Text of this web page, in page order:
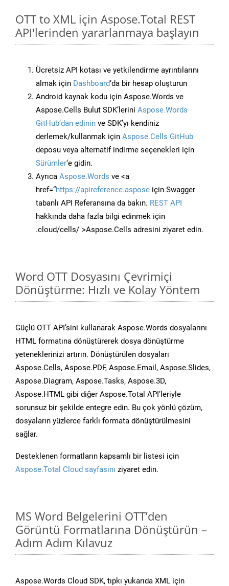
OTT to XML için Aspose.Total REST
API'lerinden yararlanmaya başlayın
Ücretsiz API kotası ve yetkilendirme ayrıntılarını
almak için Dashboard‘da bir hesap oluşturun
Android kaynak kodu için Aspose.Words ve
Aspose.Cells Bulut SDK’lerini Aspose.Words
GitHub’dan edinin ve SDK’yı kendiniz
derlemek/kullanmak için Aspose.Cells GitHub
deposu veya alternatif indirme seçenekleri için
Sürümler‘e gidin.
Ayrıca Aspose.Words ve <a
href=“https://apireference.aspose için Swagger
tabanlı API Referansına da bakın. REST API
hakkında daha fazla bilgi edinmek için
.cloud/cells/">Aspose.Cells adresini ziyaret edin.
Word OTT Dosyasını Çevrimiçi
Dönüştürme: Hızlı ve Kolay Yöntem
Güçlü OTT API’sini kullanarak Aspose.Words dosyalarını
HTML formatına dönüştürerek dosya dönüştürme
yeteneklerinizi artırın. Dönüştürülen dosyaları
Aspose.Cells, Aspose.PDF, Aspose.Email, Aspose.Slides,
Aspose.Diagram, Aspose.Tasks, Aspose.3D,
Aspose.HTML gibi diğer Aspose.Total API’leriyle
sorunsuz bir şekilde entegre edin. Bu çok yönlü çözüm,
dosyaların yüzlerce farklı formata dönüştürülmesini
sağlar.
Desteklenen formatların kapsamlı bir listesi için
Aspose.Total Cloud sayfasını ziyaret edin.
MS Word Belgelerini OTT’den
Görüntü Formatlarına Dönüştürün –
Adım Adım Kılavuz
Aspose.Words Cloud SDK, tıpkı yukarıda XML için